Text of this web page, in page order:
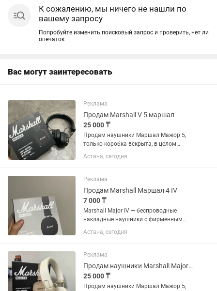
К сожалению, мы ничего не нашли по
вашему запросу
Попробуйте изменить поисковый запрос и проверить, нет ли
опечаток
Вас могут заинтересовать
Реклама
Продам Marshall V 5 маршал
25 000 ₸
Продам наушники Маршал Мажор 5,
только коробка вскрыта, в целом
состояние новое. Долго держит
зарядку, есть возможность купить в
приложению маршал. Все вопросы по...
Астана, сегодня
Реклама
Продам Marshall Маршал 4 IV
7 000 ₸
Marshall Major IV — беспроводные
накладные наушники с фирменным
мощным звучанием. Отлично подходят
для повседневного использования,
музыки. Есть рэд рассрочка Если...
Астана, сегодня
Реклама
Продам наушники Marshall Major V бежевый
25 000 ₸
Продам наушники Маршал Мажор 5,